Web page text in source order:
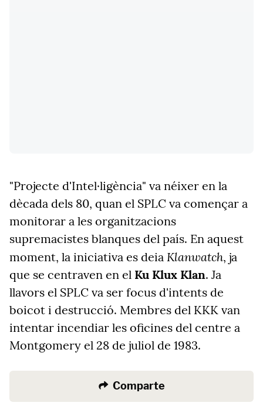
"Projecte d'Intel·ligència" va néixer en la
dècada dels 80, quan el SPLC va començar a
monitorar a les organitzacions
supremacistes blanques del país. En aquest
moment, la iniciativa es deia Klanwatch, ja
que se centraven en el Ku Klux Klan. Ja
llavors el SPLC va ser focus d'intents de
boicot i destrucció. Membres del KKK van
intentar incendiar les oficines del centre a
Montgomery el 28 de juliol de 1983.
Comparte